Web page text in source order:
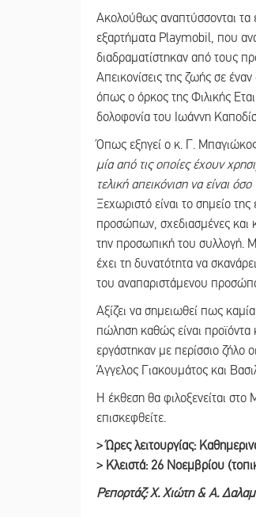
Ακολούθως αναπτύσσονται τα
εξαρτήματα Playmobil, που
διαδραματίστηκαν από τους
Απεικονίσεις της ζωής σε
όπως ο όρκος της Φιλικής
δολοφονία του Ιωάννη
Όπως εξηγεί ο κ. Γ.
μία από τις οποίες έχουν
τελική απεικόνιση να είναι
Ξεχωριστό είναι το σημείο
προσώπων, σχεδιασμένες και
την προσωπική του συλλογή.
έχει τη δυνατότητα να
του αναπαριστάμενου
Αξίζει να σημειωθεί πως
πώληση καθώς είναι
εργάστηκαν με περίσσιο ζήλο
Άγγελος Γιακουμάτος και
Η έκθεση θα φιλοξενείται στο
επισκεφθείτε.
> Ώρες λειτουργίας:
> Κλειστά: 26 Νοεμβρίου
Ρεπορτάζ: Χ. Χιώτη & Α.